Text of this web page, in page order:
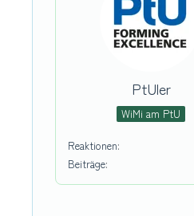
PtUler
WiMi am PtU
Reaktionen
Beiträge